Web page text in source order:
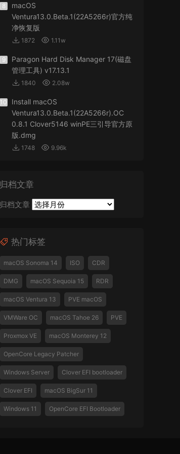
8
macOS
Ventura13.0.Beta.1(22A5266r)官方纯
净恢复版
1872 1.11w
9
Paragon Hard Disk Manager 17(磁盘
管理工具) v17.13.1
1840 2.08w
10
Install macOS
Ventura13.0.Beta.1(22A5266r).OC
0.8.1 Clover5146 winPE三引导官方原
版.dmg
1748 9.96k
归档文章
归档文章
热门标签
macOS Sonoma 14 ISO CDR
DMG macOS Sequoia 15 RDR
macOS Ventura 13 PVE macOS
VMWare OC macOS Tahoe 26 PVE
Proxmox VE macOS Monterey 12
OpenCore Legacy Patcher
Windows Server Clover EFI bootloader
Clover EFI macOS BigSur 11
Windows 11 OpenCore EFI Bootloader